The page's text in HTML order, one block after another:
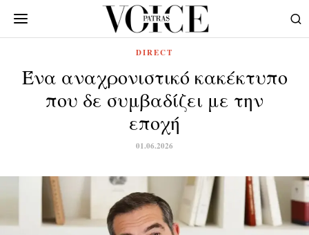
DIRECT
Ένα αναχρονιστικό κακέκτυπο
που δε συμβαδίζει με την
εποχή
01.06.2026